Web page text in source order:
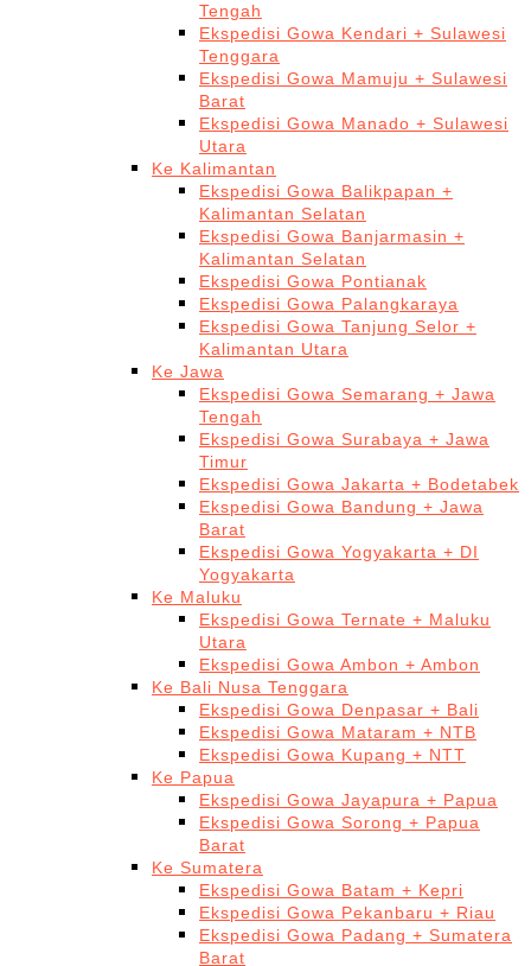
Tengah
Ekspedisi Gowa Kendari + Sulawesi
Tenggara
Ekspedisi Gowa Mamuju + Sulawesi
Barat
Ekspedisi Gowa Manado + Sulawesi
Utara
Ke Kalimantan
Ekspedisi Gowa Balikpapan +
Kalimantan Selatan
Ekspedisi Gowa Banjarmasin +
Kalimantan Selatan
Ekspedisi Gowa Pontianak
Ekspedisi Gowa Palangkaraya
Ekspedisi Gowa Tanjung Selor +
Kalimantan Utara
Ke Jawa
Ekspedisi Gowa Semarang + Jawa
Tengah
Ekspedisi Gowa Surabaya + Jawa
Timur
Ekspedisi Gowa Jakarta + Bodetabek
Ekspedisi Gowa Bandung + Jawa
Barat
Ekspedisi Gowa Yogyakarta + DI
Yogyakarta
Ke Maluku
Ekspedisi Gowa Ternate + Maluku
Utara
Ekspedisi Gowa Ambon + Ambon
Ke Bali Nusa Tenggara
Ekspedisi Gowa Denpasar + Bali
Ekspedisi Gowa Mataram + NTB
Ekspedisi Gowa Kupang + NTT
Ke Papua
Ekspedisi Gowa Jayapura + Papua
Ekspedisi Gowa Sorong + Papua
Barat
Ke Sumatera
Ekspedisi Gowa Batam + Kepri
Ekspedisi Gowa Pekanbaru + Riau
Ekspedisi Gowa Padang + Sumatera
Barat